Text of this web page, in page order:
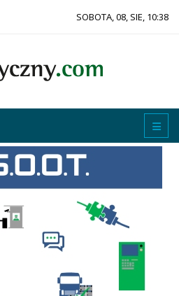
SOBOTA, 08, SIE, 10:38